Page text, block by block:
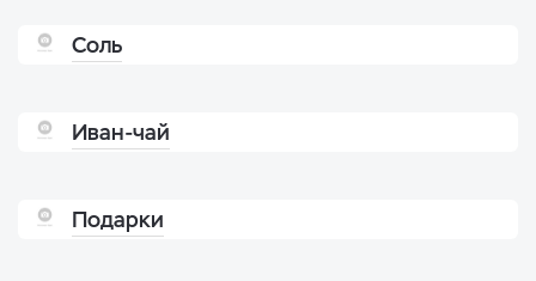
Соль
Иван-чай
Подарки